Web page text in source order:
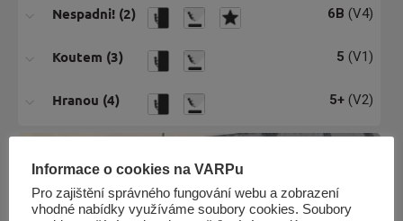
Nespadni! (2) 6B (V4)
Koutem (3) 5 (V1)
Hranou (4) 5+ (V2)
Informace o cookies na VARPu
Pro zajištění správného fungování webu a zobrazení
vhodné nabídky využíváme soubory cookies. Soubory